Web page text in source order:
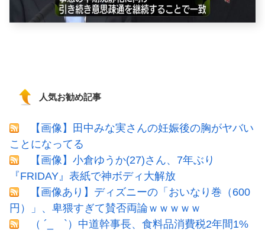
人気お勧め記事
【画像】田中みな実さんの妊娠後の胸がヤバい
ことになってる
【画像】小倉ゆうか(27)さん、7年ぶり
『FRIDAY』表紙で神ボディ大解放
【画像あり】ディズニーの「おいなり巻（600
円）」、卑猥すぎて賛否両論ｗｗｗｗｗ
（ ´_ゝ`）中道幹事長、食料品消費税2年間1%